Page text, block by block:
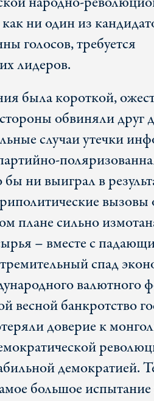
ни один из
голосов, требуется
лидеров.
была короткой,
обвиняли друг
случаи утечки
ни выиграл в
вызовы
плане сильно
– вместе с
спад
весной банкротство
доверие к
демократией.
большое